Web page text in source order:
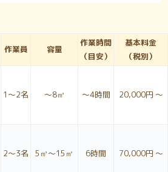
作業員 容量
作業時間
（目安）
基本料金
（税別）
1〜2名 ～8㎥ ～4時間 20,000円 ～
2〜3名 5㎥～15㎥ 6時間 70,000円 ～